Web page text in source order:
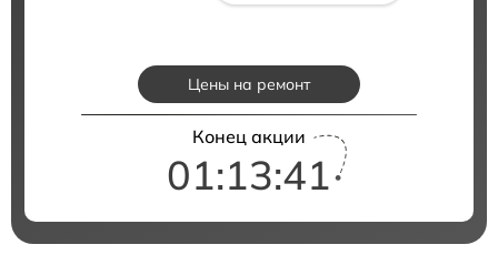
Цены на ремонт
Конец акции
01:13:41